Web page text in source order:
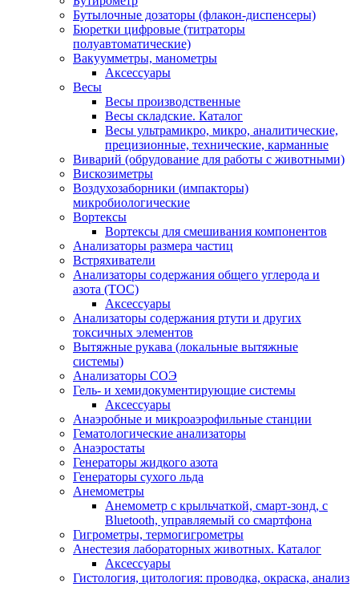
Бутылочные дозаторы (флакон-диспенсеры)
Бюретки цифровые (титраторы
полуавтоматические)
Вакуумметры, манометры
Аксессуары
Весы
Весы производственные
Весы складские. Каталог
Весы ультрамикро, микро, аналитические,
прецизионные, технические, карманные
Виварий (обрудование для работы с животными)
Вискозиметры
Воздухозаборники (импакторы)
микробиологические
Вортексы
Вортексы для смешивания компонентов
Анализаторы размера частиц
Встряхиватели
Анализаторы содержания общего углерода и
азота (ТОС)
Аксессуары
Анализаторы содержания ртути и других
токсичных элементов
Вытяжные рукава (локальные вытяжные
системы)
Анализаторы СОЭ
Гель- и хемидокументирующие системы
Аксессуары
Анаэробные и микроаэрофильные станции
Гематологические анализаторы
Анаэростаты
Генераторы жидкого азота
Генераторы сухого льда
Анемометры
Анемометр с крыльчаткой, смарт-зонд, с
Bluetooth, управляемый со смартфона
Гигрометры, термогигрометры
Анестезия лабораторных животных. Каталог
Аксессуары
Гистология, цитология: проводка, окраска, анализ